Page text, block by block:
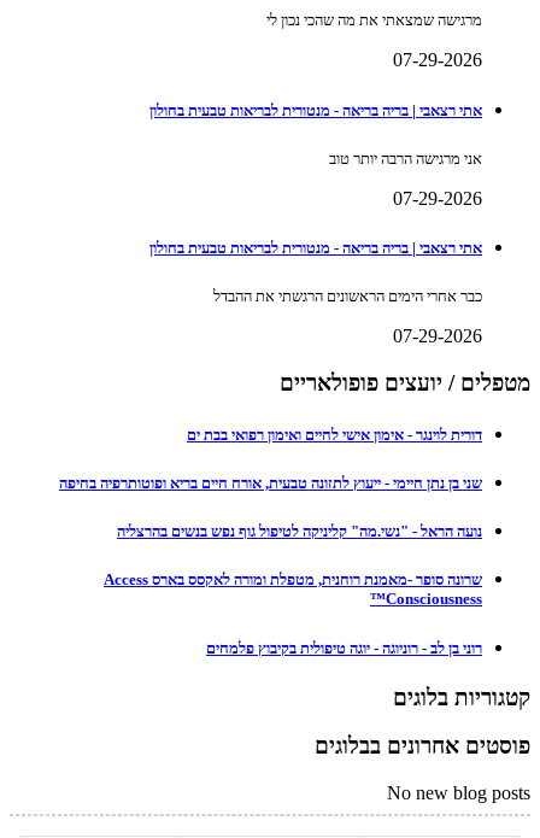
מרגישה שמצאתי את מה שהכי נכון לי
07-29-2026
אתי רצאבי | בריה בריאה - מנטורית לבריאות טבעית בחולון
אני מרגישה הרבה יותר טוב
07-29-2026
אתי רצאבי | בריה בריאה - מנטורית לבריאות טבעית בחולון
כבר אחרי הימים הראשונים הרגשתי את ההבדל
07-29-2026
מטפלים / יועצים פופולאריים
דורית לוינגר - אימון אישי לחיים ואימון רפואי בבת ים
שני בן נתן חיימי - ייעוץ לתזונה טבעית, אורח חיים בריא ופוטותרפיה בחיפה
נועה הראל - "נשי.מה" קליניקה לטיפול גוף נפש בנשים בהרצליה
שרונה סופר -מאמנת רוחנית, מטפלת ומורה לאקסס בארס Access
Consciousness™
רוני בן לב - רוניוגה - יוגה טיפולית בקיבוץ פלמחים
קטגוריות בלוגים
פוסטים אחרונים בבלוגים
No new blog posts